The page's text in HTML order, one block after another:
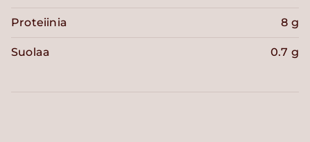
Proteiinia 8 g
Suolaa 0.7 g